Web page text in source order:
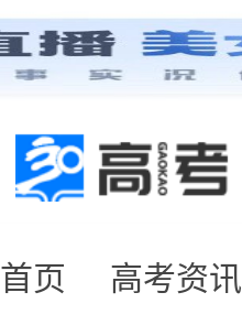
首页 高考资讯